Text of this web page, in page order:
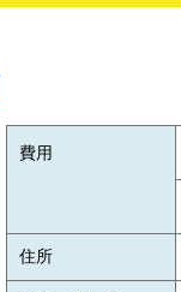
費用
住所